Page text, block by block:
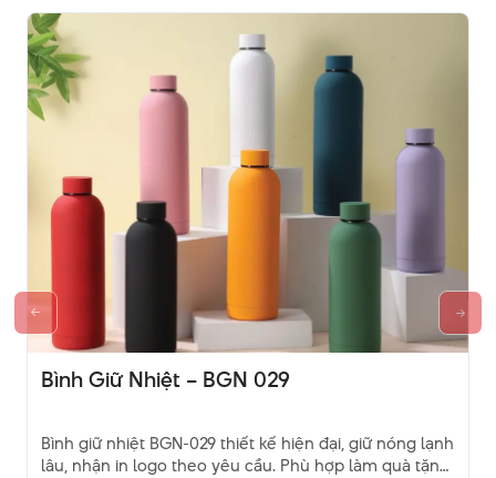
Bình Giữ Nhiệt – BGN 029
Bình giữ nhiệt BGN-029 thiết kế hiện đại, giữ nóng lạnh
lâu, nhận in logo theo yêu cầu. Phù hợp làm quà tặng